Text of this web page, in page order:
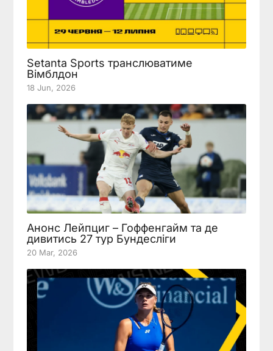
Setanta Sports транслюватиме
Вімблдон
18 Jun, 2026
Анонс Лейпциг – Гоффенгайм та де
дивитись 27 тур Бундесліги
20 Mar, 2026